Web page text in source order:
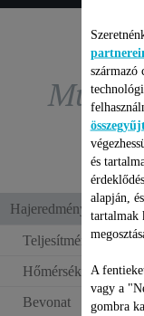
Hajeredmény
Teljesítmény
Hőmérséklet-
Bevonat
származó
és
alapján,
tartalmak
A
vagy a
gombra